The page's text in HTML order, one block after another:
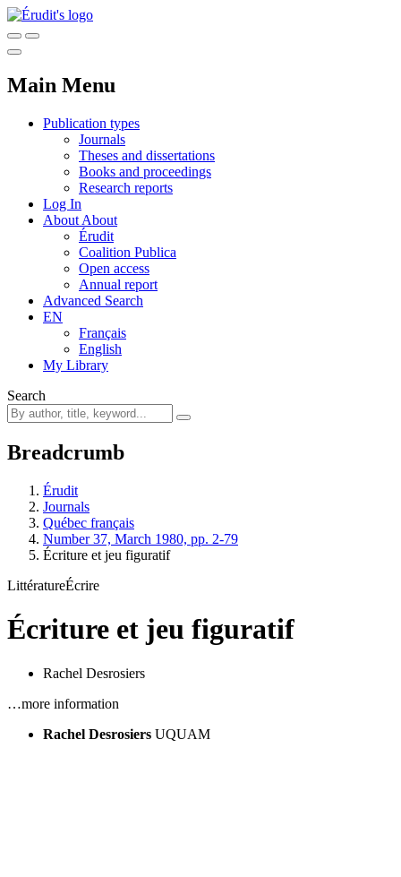
Main Menu
Publication types
Journals
Theses and dissertations
Books and proceedings
Research reports
Log In
About About
Érudit
Coalition Publica
Open access
Annual report
Advanced Search
EN
Français
English
My Library
Search
Breadcrumb
Érudit
Journals
Québec français
Number 37, March 1980, pp. 2-79
Écriture et jeu figuratif
LittératureÉcrire
Écriture et jeu figuratif
Rachel Desrosiers
…more information
Rachel Desrosiers UQUAM